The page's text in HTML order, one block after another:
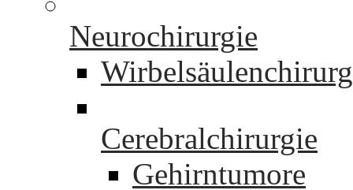
Neurochirurgie
Cerebralchirurgie
Gehirntumore